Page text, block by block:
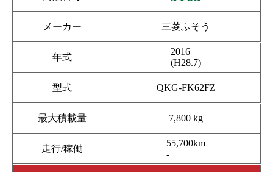
メーカー 三菱ふそう
年式
2016
(H28.7)
型式 QKG-FK62FZ
最大積載量 7,800 kg
走行/稼働
55,700km
-